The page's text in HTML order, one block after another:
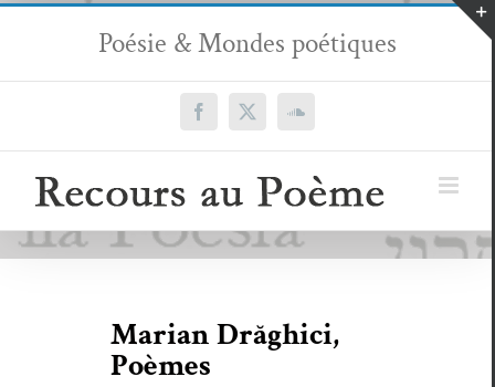
Passer
contenu
Poésie & Mondes poétiques
Facebook
X SoundCloud
Marian Drăghici,
Poèmes